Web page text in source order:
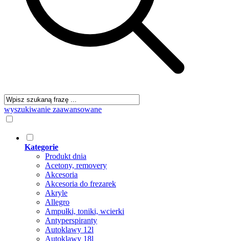
wyszukiwanie zaawansowane
Kategorie
Produkt dnia
Acetony, removery
Akcesoria
Akcesoria do frezarek
Akryle
Allegro
Ampułki, toniki, wcierki
Antyperspiranty
Autoklawy 12l
Autoklawy 18l